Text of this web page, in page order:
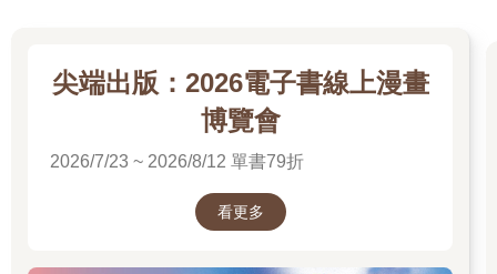
尖端出版：2026電子書線上漫畫
博覽會
2026/7/23 ~ 2026/8/12 單書79折
看更多